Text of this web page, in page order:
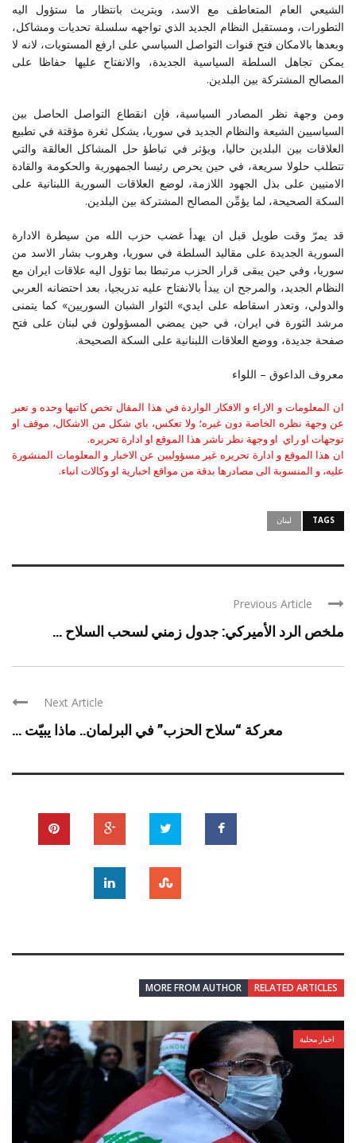
الشيعي العام المتعاطف مع الاسد، ويتريث بانتظار ما ستؤول اليه
التطورات، ومستقبل النظام الجديد الذي تواجهه سلسلة تحديات ومشاكل،
وبعدها بالامكان فتح قنوات التواصل السياسي على ارفع المستويات، لانه لا
يمكن تجاهل السلطة السياسية الجديدة، والانفتاح عليها حفاظا على
المصالح المشتركة بين البلدين.
ومن وجهة نظر المصادر السياسية، فإن انقطاع التواصل الحاصل بين
السياسيين الشيعة والنظام الجديد في سوريا، يشكل ثغرة مؤقتة في تطبيع
العلاقات بين البلدين حاليا، ويؤثر في تباطؤ حل المشاكل العالقة والتي
تتطلب حلولا سريعة، في حين يحرص رئيسا الجمهورية والحكومة والقادة
الامنيين على بذل الجهود اللازمة، لوضع العلاقات السورية اللبنانية على
السكة الصحيحة، لما يؤمِّن المصالح المشتركة بين البلدين.
قد يمرّ وقت طويل قبل ان يهدأ غضب حزب الله من سيطرة الادارة
السورية الجديدة على مقاليد السلطة في سوريا، وهروب بشار الاسد من
سوريا، وفي حين يبقى قرار الحزب مرتبطا بما تؤول اليه علاقات ايران مع
النظام الجديد، والمرجح ان يبدأ بالانفتاح عليه تدريجيا، بعد احتضانه العربي
والدولي، وتعذر اسقاطه على ايدي» الثوار الشبان السوريين» كما يتمنى
مرشد الثورة في ايران، في حين يمضي المسؤولون في لبنان على فتح
صفحة جديدة، ووضع العلاقات اللبنانية على السكة الصحيحة.
معروف الداعوق – اللواء
ان المعلومات و الاراء و الافكار الواردة في هذا المقال تخص كاتبها وحده و تعبر
عن وجهة نظره الخاصة دون غيره؛ ولا تعكس، باي شكل من الاشكال، موقف او
توجهات او راي او وجهة نظر ناشر هذا الموقع او ادارة تحريره.
ان هذا الموقع و ادارة تحريره غير مسؤوليين عن الاخبار و المعلومات المنشورة
عليه، و المنسوبة الى مصادرها بدقة من مواقع اخبارية او وكالات انباء.
TAGS لبنان
Previous Article
ملخص الرد الأميركي: جدول زمني لسحب السلاح ...
Next Article
معركة “سلاح الحزب” في البرلمان.. ماذا يبيّت ...
RELATED ARTICLES
MORE FROM AUTHOR
اخبار محلية